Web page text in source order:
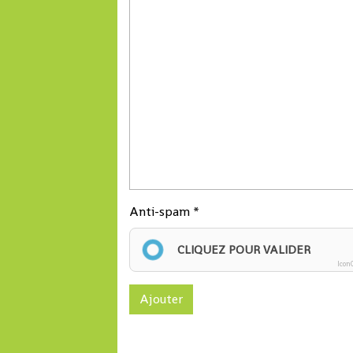
Anti-spam
CLIQUEZ POUR VALIDER
Ajouter